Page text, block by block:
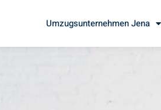
Umzugsunternehmen Jena